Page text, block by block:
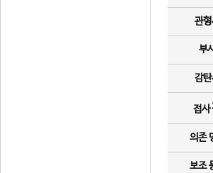
관
부
감
접사
의존
보조